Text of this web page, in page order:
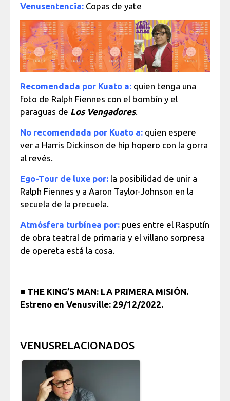
Venusentencia: Copas de yate
Recomendada por Kuato a: quien tenga una
foto de Ralph Fiennes con el bombín y el
paraguas de Los Vengadores.
No recomendada por Kuato a: quien espere
ver a Harris Dickinson de hip hopero con la gorra
al revés.
Ego-Tour de luxe por: la posibilidad de unir a
Ralph Fiennes y a Aaron Taylor-Johnson en la
secuela de la precuela.
Atmósfera turbínea por: pues entre el Rasputín
de obra teatral de primaria y el villano sorpresa
de opereta está la cosa.
■ THE KING’S MAN: LA PRIMERA MISIÓN.
Estreno en Venusville: 29/12/2022.
VENUSRELACIONADOS